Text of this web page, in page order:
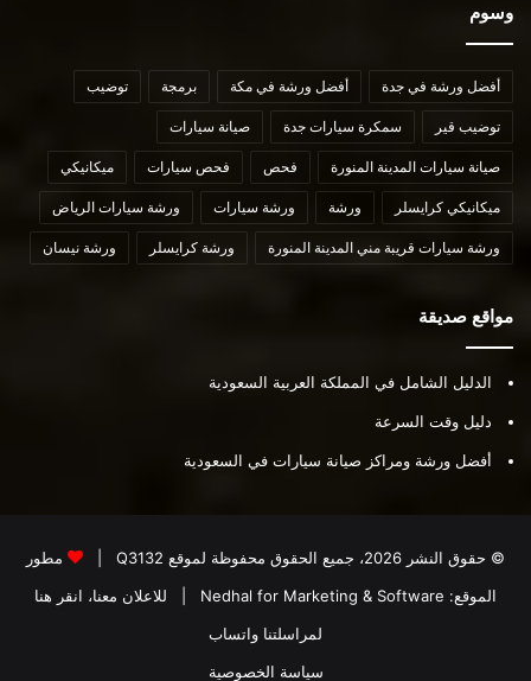
وسوم
أفضل ورشة في جدة أفضل ورشة في مكة برمجة توضيب
توضيب قير سمكرة سيارات جدة صيانة سيارات
صيانة سيارات المدينة المنورة فحص فحص سيارات ميكانيكي
ميكانيكي كرايسلر ورشة ورشة سيارات ورشة سيارات الرياض
ورشة سيارات قريبة مني المدينة المنورة ورشة كرايسلر ورشة نيسان
مواقع صديقة
الدليل الشامل في المملكة العربية السعودية
دليل وقت السرعة
أفضل ورشة ومراكز صيانة سيارات في السعودية
© حقوق النشر 2026، جميع الحقوق محفوظة لموقع Q3132
مطور
الموقع: Nedhal for Marketing & Software
للاعلان معنا، انقر هنا
لمراسلتنا واتساب
سياسة الخصوصية